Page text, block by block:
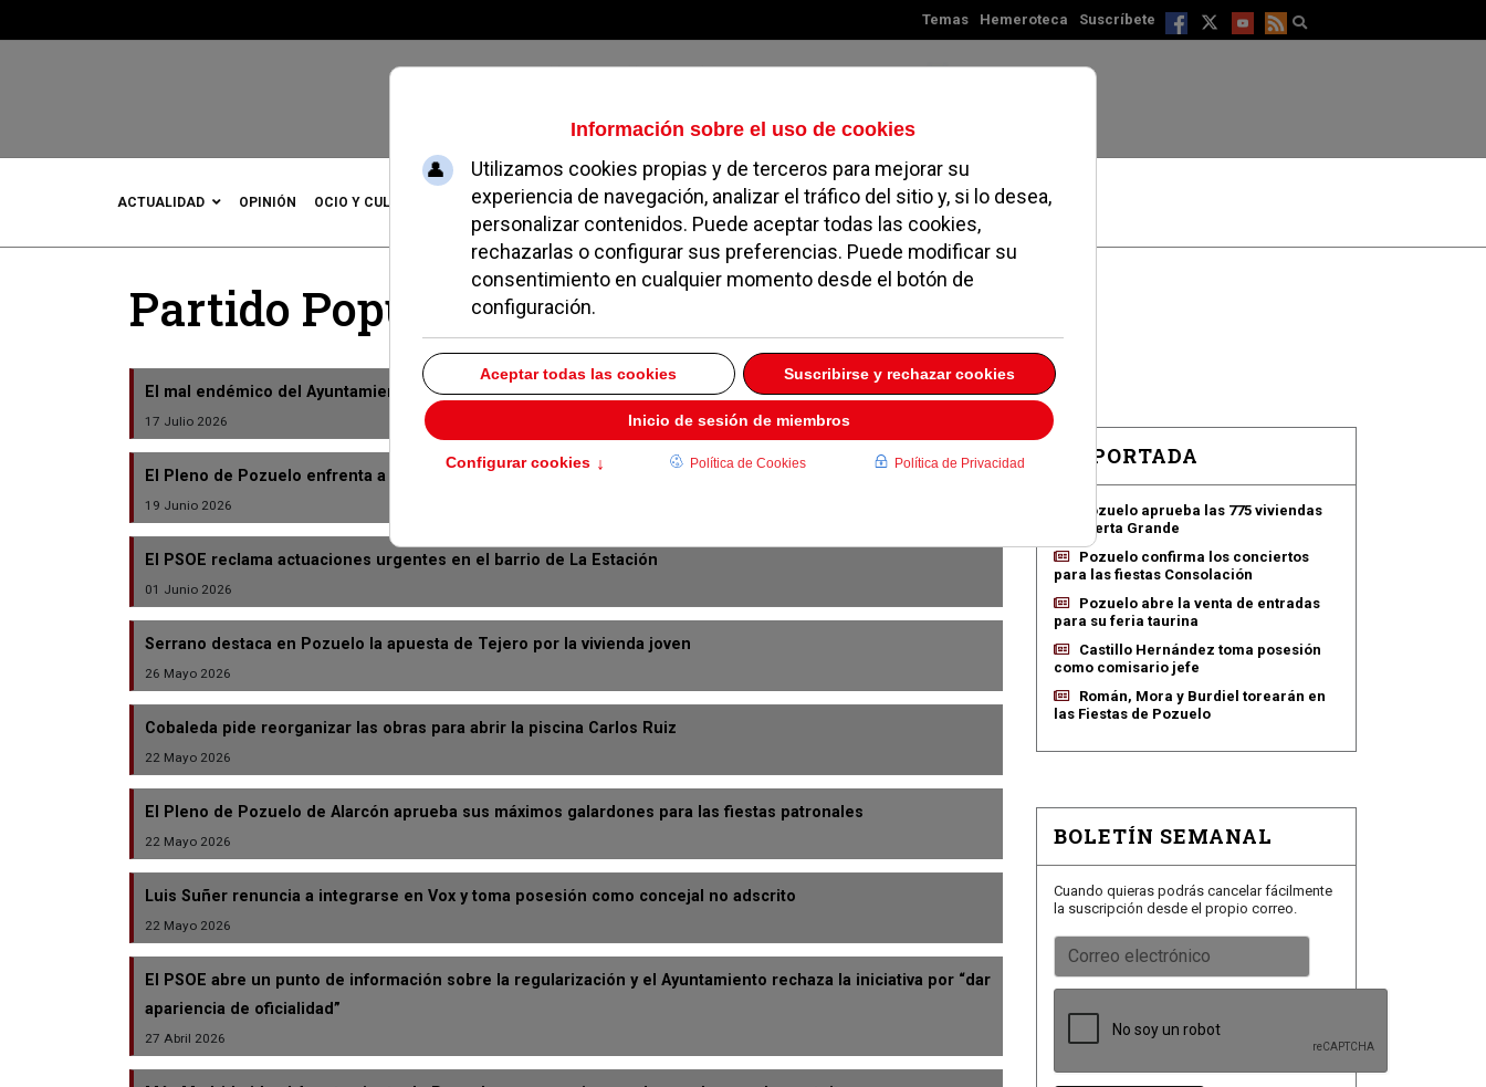
Temas Hemeroteca Suscríbete
Jueves, 06 de agosto de 2026
ACTUALIDAD OPINIÓN OCIO Y CULTURA DEPORTES MADRID NOROESTE SOCIEDAD MAGAZINE SERVICIOS
Partido Popular
El mal endémico del Ayuntamiento de Pozuelo
17 Julio 2026
El Pleno de Pozuelo enfrenta a PSOE y PP por las becas de comedor y la movilidad
19 Junio 2026
El PSOE reclama actuaciones urgentes en el barrio de La Estación
01 Junio 2026
Serrano destaca en Pozuelo la apuesta de Tejero por la vivienda joven
26 Mayo 2026
Cobaleda pide reorganizar las obras para abrir la piscina Carlos Ruiz
22 Mayo 2026
El Pleno de Pozuelo de Alarcón aprueba sus máximos galardones para las fiestas patronales
22 Mayo 2026
Luis Suñer renuncia a integrarse en Vox y toma posesión como concejal no adscrito
22 Mayo 2026
El PSOE abre un punto de información sobre la regularización y el Ayuntamiento rechaza la iniciativa por “dar
apariencia de oficialidad”
27 Abril 2026
EN PORTADA
Pozuelo aprueba las 775 viviendas
de Huerta Grande
Pozuelo confirma los conciertos
para las fiestas Consolación
Pozuelo abre la venta de entradas
para su feria taurina
Castillo Hernández toma posesión
como comisario jefe
Román, Mora y Burdiel torearán en
las Fiestas de Pozuelo
BOLETÍN SEMANAL
Cuando quieras podrás cancelar fácilmente
la suscripción desde el propio correo.